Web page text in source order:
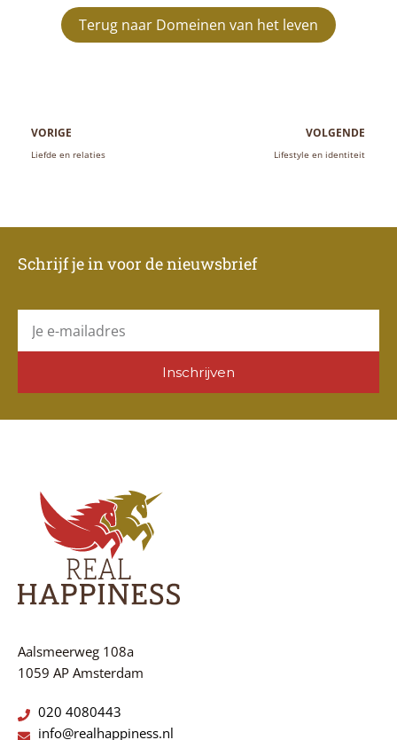
Terug naar Domeinen van het leven
Vorige
VORIGE
Liefde en relaties
VOLGENDE
Lifestyle en identiteit
Schrijf je in voor de nieuwsbrief
mail
Inschrijven
Aalsmeerweg 108a
1059 AP Amsterdam
020 4080443
info@realhappiness.nl